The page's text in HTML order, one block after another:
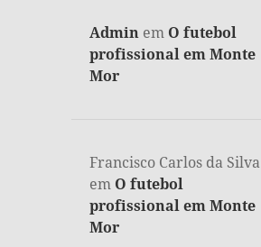
Admin em O futebol
profissional em Monte
Mor
Francisco Carlos da Silva
em O futebol
profissional em Monte
Mor